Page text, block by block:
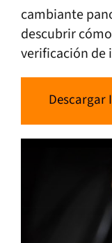
cambiante
descubrir
verificación de
Descargar